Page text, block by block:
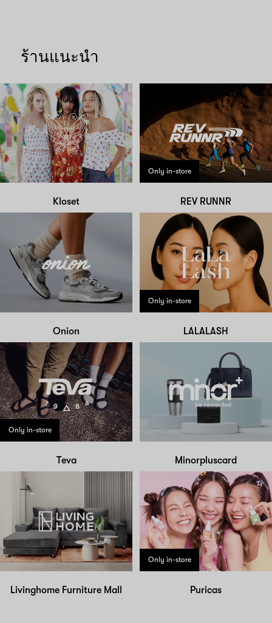
ร้านแนะนำ
Kloset
Only in-store
REV RUNNR
Onion
Only in-store
LALALASH
Only in-store
Teva Minorpluscard
Livinghome Furniture Mall
Only in-store
Puricas